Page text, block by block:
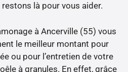
là pour vous aider.
à Ancerville (55) vous
le meilleur montant pour
ou pour l’entretien de votre
à granules. En effet, grâce